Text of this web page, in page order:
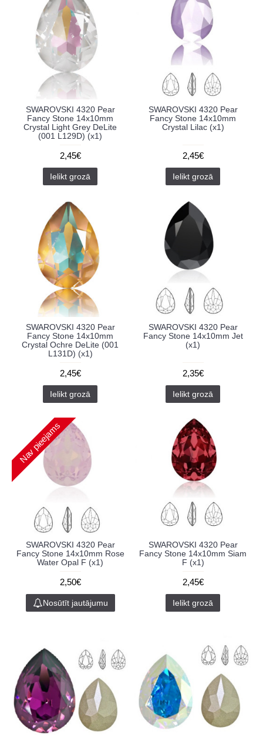
SWAROVSKI 4320 Pear
Fancy Stone 14x10mm
Crystal Light Grey DeLite
(001 L129D) (x1)
2,45€
Ielikt grozā
SWAROVSKI 4320 Pear
Fancy Stone 14x10mm
Crystal Lilac (x1)
2,45€
Ielikt grozā
SWAROVSKI 4320 Pear
Fancy Stone 14x10mm
Crystal Ochre DeLite (001
L131D) (x1)
2,45€
Ielikt grozā
SWAROVSKI 4320 Pear
Fancy Stone 14x10mm Jet
(x1)
2,35€
Ielikt grozā
Nav pieejams
SWAROVSKI 4320 Pear
Fancy Stone 14x10mm Rose
Water Opal F (x1)
2,50€
Nosūtīt jautājumu
SWAROVSKI 4320 Pear
Fancy Stone 14x10mm Siam
F (x1)
2,45€
Ielikt grozā